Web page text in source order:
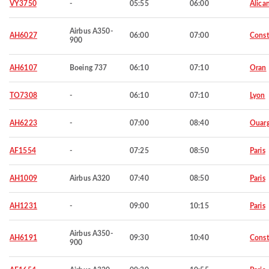
VY3750 - 05:55 06:00
AH6027
Airbus A350-
900
06:00 07:00
AH6107 Boeing 737 06:10 07:10 Oran
TO7308 - 06:10 07:10 Lyon
AH6223 - 07:00 08:40
AF1554 - 07:25 08:50 Paris
AH1009 Airbus A320 07:40 08:50 Paris
AH1231 - 09:00 10:15 Paris
AH6191
Airbus A350-
900
09:30 10:40